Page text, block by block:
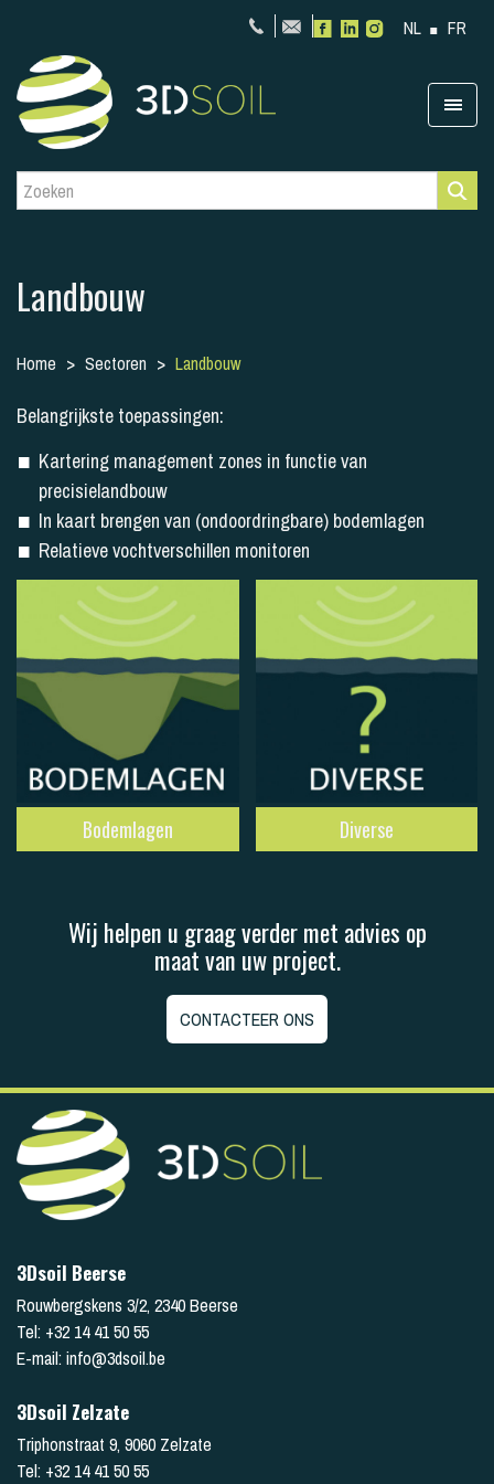
NL FR
Landbouw
Home Sectoren Landbouw
Belangrijkste toepassingen:
Kartering management zones in functie van
precisielandbouw
In kaart brengen van (ondoordringbare) bodemlagen
Relatieve vochtverschillen monitoren
Bodemlagen Diverse
Wij helpen u graag verder met advies op
maat van uw project.
CONTACTEER ONS
3Dsoil Beerse
Rouwbergskens 3/2, 2340Beerse
Tel: +32 14 41 50 55
E-mail: info@3dsoil.be
3Dsoil Zelzate
Triphonstraat 9, 9060 Zelzate
Tel: +32 14 41 50 55